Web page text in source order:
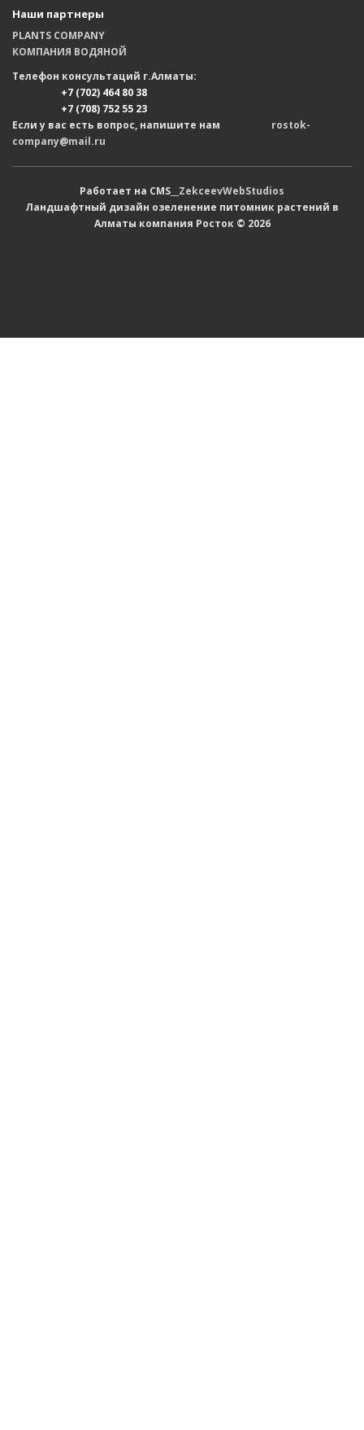
Наши партнеры
PLANTS COMPANY
КОМПАНИЯ ВОДЯНОЙ
Телефон консультаций г.Алматы:
+7 (702) 464 80 38
+7 (708) 752 55 23
Если у вас есть вопрос, напишите нам rostok-
company@mail.ru
Работает на CMS__ ZekceevWebStudios
Ландшафтный дизайн озеленение питомник растений в
Алматы компания Росток © 2026